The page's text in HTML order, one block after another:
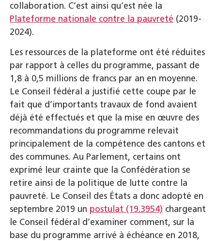
collaboration. C’est ainsi qu’est née la
Plateforme nationale contre la pauvreté (2019-
2024).
Les ressources de la plateforme ont été réduites
par rapport à celles du programme, passant de
1,8 à 0,5 millions de francs par an en moyenne.
Le Conseil fédéral a justifié cette coupe par le
fait que d’importants travaux de fond avaient
déjà été effectués et que la mise en œuvre des
recommandations du programme relevait
principalement de la compétence des cantons et
des communes. Au Parlement, certains ont
exprimé leur crainte que la Confédération se
retire ainsi de la politique de lutte contre la
pauvreté. Le Conseil des États a donc adopté en
septembre 2019 un postulat (19.3954) chargeant
le Conseil fédéral d’examiner comment, sur la
base du programme arrivé à échéance en 2018,